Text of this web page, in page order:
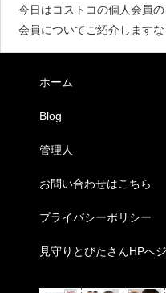
今日はコストコの個人会員
会員についてご紹介します
クティブ会員コストコに入
ホーム
Blog
管理人
お問い合わせはこちら
プライバシーポリシー
見守りとびたさんHPへ